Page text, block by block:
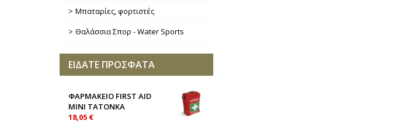
Μπαταρίες, φορτιστές
Θαλάσσια Σπορ - Water Sports
ΕΙΔΑΤΕ ΠΡΟΣΦΑΤΑ
ΦΑΡΜΑΚΕΙΟ FIRST AID
MINI TATONKA
18,05 €